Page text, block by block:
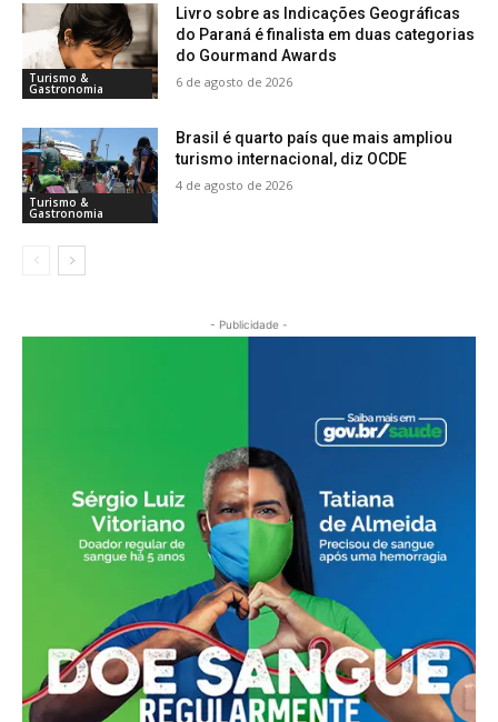
Turismo &
Gastronomia
Livro sobre as Indicações Geográficas
do Paraná é finalista em duas categorias
do Gourmand Awards
6 de agosto de 2026
Turismo &
Gastronomia
Brasil é quarto país que mais ampliou
turismo internacional, diz OCDE
4 de agosto de 2026
- Publicidade -